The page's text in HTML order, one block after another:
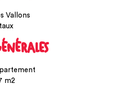
Vallons
m2